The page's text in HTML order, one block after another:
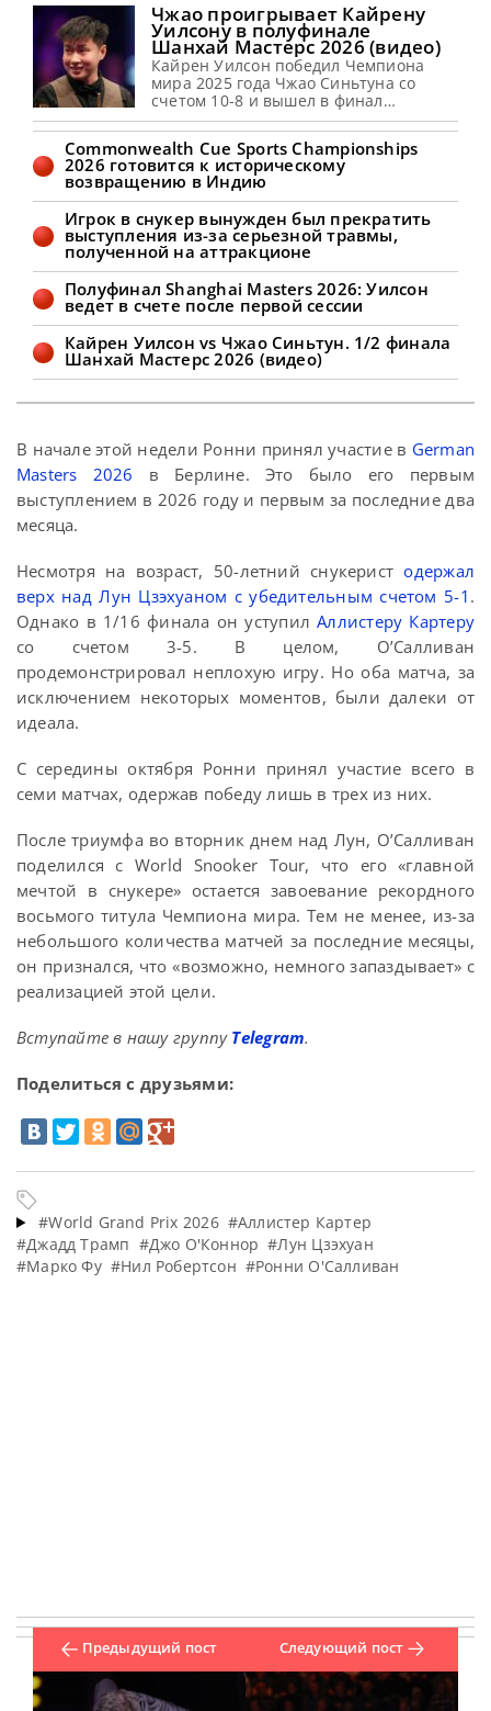
Чжао проигрывает Кайрену
Уилсону в полуфинале
Шанхай Мастерс 2026 (видео)
Кайрен Уилсон победил Чемпиона
мира 2025 года Чжао Синьтуна со
счетом 10-8 и вышел в финал
Shanghai Masters 2026 Кайрен Уилсон
одержал захватывающую победу со
счетом 10-8 над Чжао Синьтуном в
полуфинале Шанхай Мастерс 2026.
Уилсон после первой сессии вышел с
преимуществом 5-4 (видео). Вторую
сессию он начал с брейка в 82 очка и
лидировал
Commonwealth Cue Sports Championships
2026 готовится к историческому
возвращению в Индию
Игрок в снукер вынужден был прекратить
выступления из-за серьезной травмы,
полученной на аттракционе
Полуфинал Shanghai Masters 2026: Уилсон
ведет в счете после первой сессии
Кайрен Уилсон vs Чжао Синьтун. 1/2 финала
Шанхай Мастерс 2026 (видео)
В начале этой недели Ронни принял участие в German
Masters 2026 в Берлине. Это было его первым
выступлением в 2026 году и первым за последние два
месяца.
Несмотря на возраст, 50-летний снукеристодержал
верх над Лун Цзэхуаном с убедительным счетом 5-1 .
Однако в 1/16 финала он уступилАллистеру Картеру
со счетом 3-5. В целом, О’Салливан
продемонстрировал неплохую игру. Но оба матча, за
исключением некоторых моментов, были далеки от
идеала.
С середины октября Ронни принял участие всего в
семи матчах, одержав победу лишь в трех из них.
После триумфа во вторник днем над Лун, О’Салливан
поделился с World Snooker Tour, что его «главной
мечтой в снукере» остается завоевание рекордного
восьмого титула Чемпиона мира. Тем не менее, из-за
небольшого количества матчей за последние месяцы,
он признался, что «возможно, немного запаздывает» с
реализацией этой цели.
Вступайте в нашу группу Telegram.
Поделиться с друзьями:
#World Grand Prix 2026 #Аллистер Картер
#Джадд Трамп #Джо О'Коннор #Лун Цзэхуан
#Марко Фу #Нил Робертсон #Ронни О'Салливан
Предыдущий пост Следующий пост